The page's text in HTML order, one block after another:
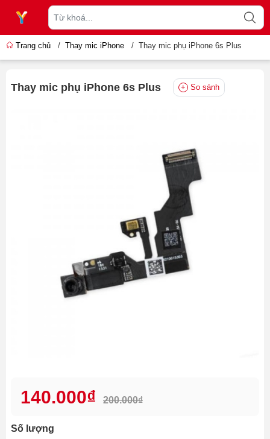
Trang chủ / Thay mic iPhone / Thay mic phụ iPhone 6s Plus
Thay mic phụ iPhone 6s Plus So sánh
140.000₫ 200.000₫
Số lượng